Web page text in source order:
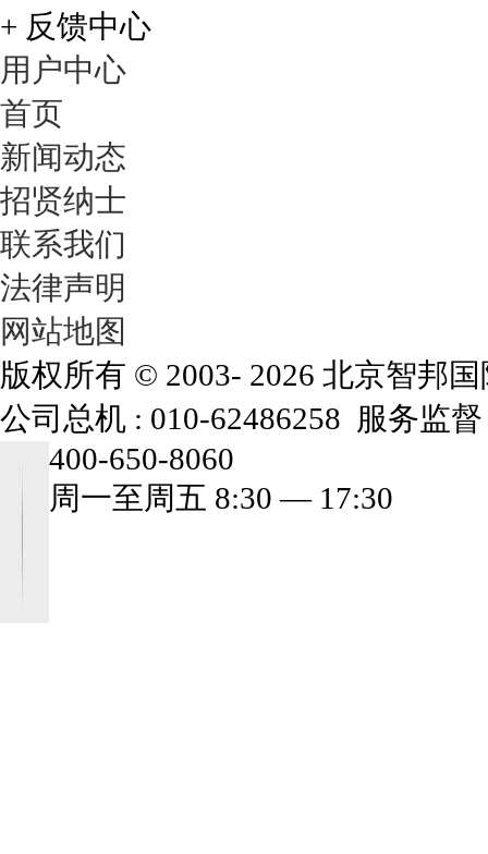
智邦国际一体化管理解决
方案设计核心是全程......
+ 反馈中心
用户中心
首页
新闻动态
招贤纳士
联系我们
法律声明
网站地图
版权所有 © 2003- 2026 北京智邦
公司总机 : 010-62486258 服务监
400-650-8060
周一至周五 8:30 — 17:30